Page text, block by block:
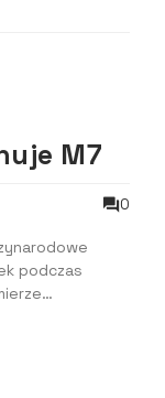
M7
0
podczas